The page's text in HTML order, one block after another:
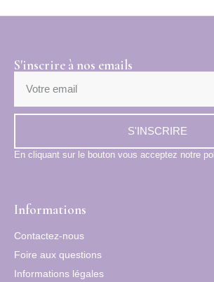
S'inscrire à nos emails
S'INSCRIRE
En cliquant sur le bouton vous acceptez notre
Informations
Contactez-nous
Foire aux questions
Informations légales